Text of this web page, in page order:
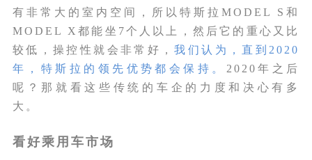
有非常大的室内空间，所以特斯拉MODEL S和
MODEL X都能坐7个人以上，然后它的重心又比
较低，操控性就会非常好，我们认为，直到2020
年，特斯拉的领先优势都会保持。 2020年之后
呢？那就看这些传统的车企的力度和决心有多
大。
看好乘用车市场